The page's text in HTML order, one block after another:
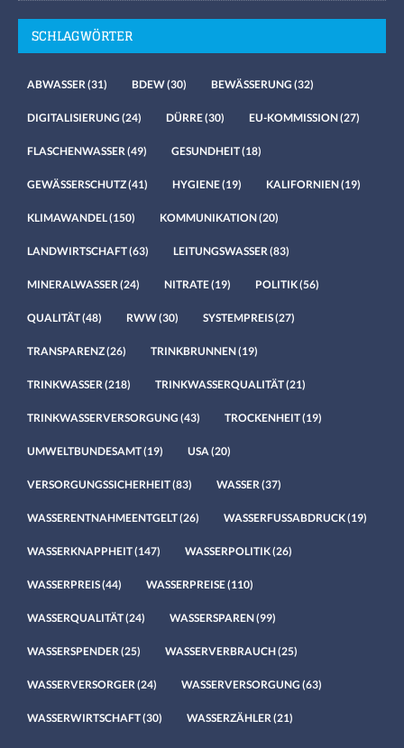
SCHLAGWÖRTER
ABWASSER(31) BDEW(30) BEWÄSSERUNG (32)
DIGITALISIERUNG (24) DÜRRE(30) EU-KOMMISSION(27)
FLASCHENWASSER(49) GESUNDHEIT(18)
GEWÄSSERSCHUTZ(41) HYGIENE(19) KALIFORNIEN(19)
KLIMAWANDEL(150) KOMMUNIKATION(20)
LANDWIRTSCHAFT(63) LEITUNGSWASSER(83)
MINERALWASSER(24) NITRATE(19) POLITIK(56)
QUALITÄT(48) RWW(30) SYSTEMPREIS(27)
TRANSPARENZ(26) TRINKBRUNNEN(19)
TRINKWASSER(218) TRINKWASSERQUALITÄT(21)
TRINKWASSERVERSORGUNG (43) TROCKENHEIT(19)
UMWELTBUNDESAMT(19) USA(20)
VERSORGUNGSSICHERHEIT(83) WASSER(37)
WASSERENTNAHMEENTGELT(26) WASSERFUSSABDRUCK(19)
WASSERKNAPPHEIT(147) WASSERPOLITIK(26)
WASSERPREIS(44) WASSERPREISE(110)
WASSERQUALITÄT(24) WASSERSPAREN(99)
WASSERSPENDER(25) WASSERVERBRAUCH(25)
WASSERVERSORGER(24) WASSERVERSORGUNG (63)
WASSERWIRTSCHAFT(30) WASSERZÄHLER(21)